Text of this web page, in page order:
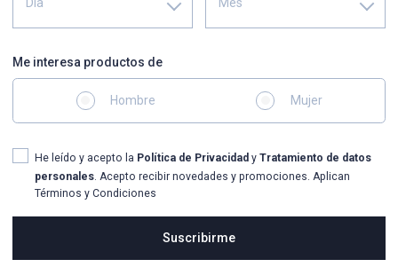
Día Mes
Me interesa productos de
Hombre Mujer
He leído y acepto la Política de Privacidad y Tratamiento de datos
personales. Acepto recibir novedades y promociones. Aplican
Términos y Condiciones
Suscribirme